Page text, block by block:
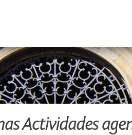
Actividades